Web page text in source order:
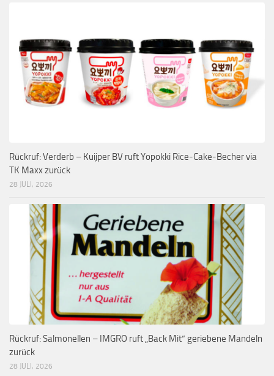
Rückruf: Verderb – Kuijper BV ruft Yopokki Rice-Cake-Becher via
TK Maxx zurück
28 JULI, 2026
Rückruf: Salmonellen – IMGRO ruft „Back Mit“ geriebene Mandeln
zurück
28 JULI, 2026